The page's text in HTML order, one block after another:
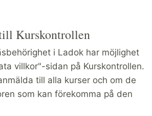
Kurskontrollen
i Ladok har möjlighet
villkor"-sidan på Kurskontrollen.
till alla kurser och om de
som kan förekomma på den